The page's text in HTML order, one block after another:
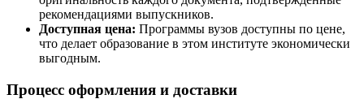
рекомендациями выпускников.
Доступная цена: Программы вузов доступны по цене,
что делает образование в этом институте экономически
выгодным.
Процесс оформления и доставки